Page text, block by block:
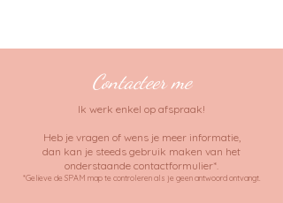
Contacteer me
Ik werk enkel op afspraak!
Heb je vragen of wens je meer informatie,
dan kan je steeds gebruik maken van het
onderstaande contactformulier*.
*Gelieve de SPAM map te controleren als je geen antwoord ontvangt.